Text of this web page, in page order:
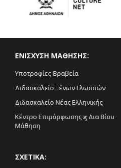
ΕΝΙΣΧΥΣΗ ΜΑΘΗΣΗΣ:
Υποτροφίες-Βραβεία
Διδασκαλείο Ξένων Γλωσσών
Διδασκαλείο Νέας Ελληνικής
Κέντρο Επιμόρφωσης ϗ Δια Βίου
Μάθηση
ΣΧΕΤΙΚΑ: